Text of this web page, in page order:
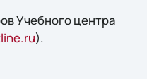
Учебного центра
).